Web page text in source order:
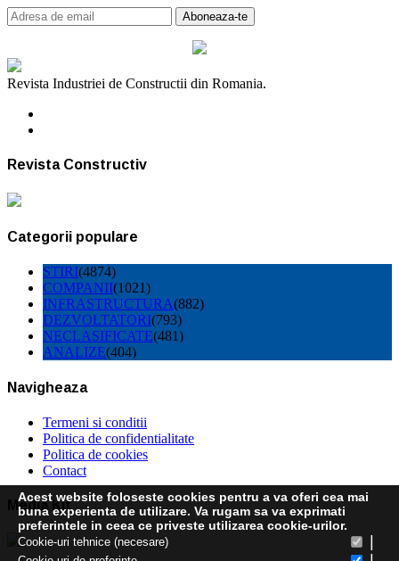
Revista Industriei de Constructii din Romania.
Revista Constructiv
Categorii populare
STIRI(4874)
COMPANII(1021)
INFRASTRUCTURA(882)
DEZVOLTATORI(793)
NECLASIFICATE(481)
ANALIZE(404)
Navigheaza
Termeni si conditii
Politica de confidentialitate
Politica de cookies
Contact
Media Kit
Acest website foloseste cookies pentru a va oferi cea mai
buna experienta de utilizare. Va rugam sa va exprimati
preferintele in ceea ce priveste utilizarea cookie-urilor.
Cookie-uri tehnice (necesare)